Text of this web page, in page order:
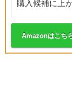
購入候補に上
Amazonはこち